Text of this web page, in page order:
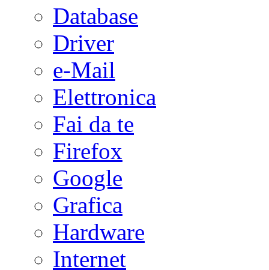
Database
Driver
e-Mail
Elettronica
Fai da te
Firefox
Google
Grafica
Hardware
Internet